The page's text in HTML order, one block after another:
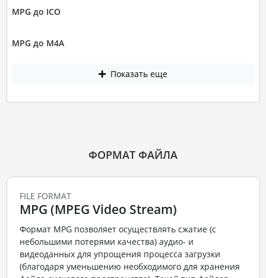
MPG до ICO
MPG до M4A
Показать еще
ФОРМАТ ФАЙЛА
FILE FORMAT
MPG (MPEG Video Stream)
Формат MPG позволяет осуществлять сжатие (с
небольшими потерями качества) аудио- и
видеоданных для упрощения процесса загрузки
(благодаря уменьшению необходимого для хранения